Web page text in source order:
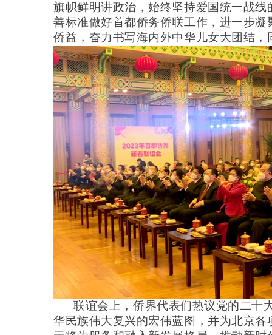
旗帜鲜明讲政治，始终坚持爱国统一战
善标准做好首都侨务侨联工作，进一步
侨益，奋力书写海内外中华儿女大团结
联谊会上，侨界代表们热议党的二十
华民族伟大复兴的宏伟蓝图，并为北京